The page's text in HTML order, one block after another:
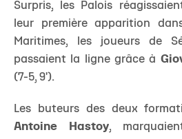
Surpris, les Palois
leur première apparition
Maritimes, les joueurs de
passaient la ligne grâce à
(7-5, 9').
Les buteurs des deux
Antoine Hastoy,